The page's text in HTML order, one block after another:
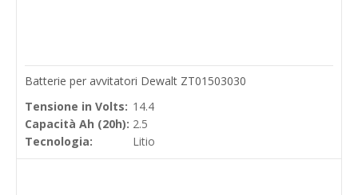
Batterie per avvitatori Dewalt ZT01503030
Tensione in Volts: 14.4
Capacità Ah (20h): 2.5
Tecnologia:
Litio